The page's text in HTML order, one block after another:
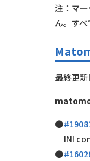
注：マ
ん。すべ
最終更
INI